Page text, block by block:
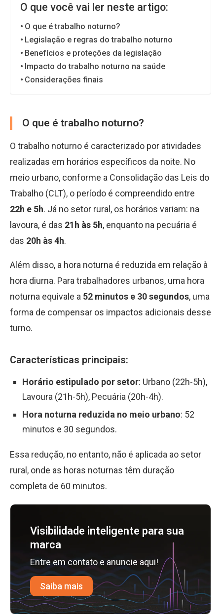
O que você vai ler neste artigo:
O que é trabalho noturno?
Legislação e regras do trabalho noturno
Benefícios e proteções da legislação
Impacto do trabalho noturno na saúde
Considerações finais
O que é trabalho noturno?
O trabalho noturno é caracterizado por atividades
realizadas em horários específicos da noite. No
meio urbano, conforme a Consolidação das Leis do
Trabalho (CLT), o período é compreendido entre
22h e 5h. Já no setor rural, os horários variam: na
lavoura, é das 21h às 5h, enquanto na pecuária é
das 20h às 4h.
Além disso, a hora noturna é reduzida em relação à
hora diurna. Para trabalhadores urbanos, uma hora
noturna equivale a 52 minutos e 30 segundos, uma
forma de compensar os impactos adicionais desse
turno.
Características principais:
Horário estipulado por setor: Urbano (22h-5h),
Lavoura (21h-5h), Pecuária (20h-4h).
Hora noturna reduzida no meio urbano: 52
minutos e 30 segundos.
Essa redução, no entanto, não é aplicada ao setor
rural, onde as horas noturnas têm duração
completa de 60 minutos.
Visibilidade inteligente para sua
marca
Entre em contato e anuncie aqui!
Saiba mais